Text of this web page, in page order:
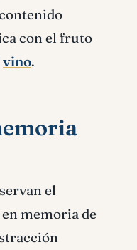
con el fruto
vino.
el
memoria de